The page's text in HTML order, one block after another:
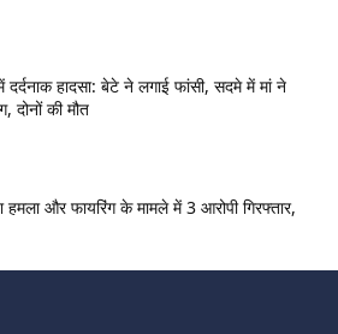
हादसा: बेटे ने लगाई फांसी, सदमे में मां ने
दोनों की मौत
और फायरिंग के मामले में 3 आरोपी गिरफ्तार,